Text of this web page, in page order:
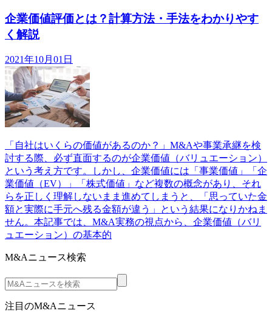
企業価値評価とは？計算方法・手法をわかりやす
く解説
2021年10月01日
「自社はいくらの価値があるのか？」M&Aや事業承継を検
討する際、必ず直面するのが企業価値（バリュエーション）
という考え方です。しかし、企業価値には「事業価値」「企
業価値（EV）」「株式価値」など複数の概念があり、それ
らを正しく理解しないまま進めてしまうと、「思っていた金
額と実際に手元へ残る金額が違う」という結果になりかねま
せん。本記事では、M&A実務の視点から、企業価値（バリ
ュエーション）の基本的
M&Aニュース検索
注目のM&Aニュース